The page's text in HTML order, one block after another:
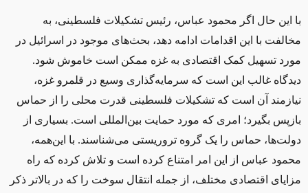
با این حال اگر محمود عباس، رئیس تشکیلات فلسطینی، به
مخالفت با این اقدامات ادامه دهد، بحث‌های موجود در اسرائیل در
مورد تسهیل کمک‌ اقتصادی به غزه ممکن است خاموش شود.
دیدگاه غالب این است که سرمایه‌گذاری وسیع در قلمرو غزه،
نیازمند آن است که تشکیلات فلسطینی قدرت محلی را از حماس
بازپس بگیرد؛ امری که مورد حمایت بین‌المللی است. بسیاری از
دولت‌ها، حماس را یک گروه تروریستی می‌شناسند. با این‌همه،
محمود عباس از این امر امتناع کرده است و تلاش کرده که راه
مزایای اقتصادی مختلف، از جمله انتقال سوخت را که در بالاتر ذکر